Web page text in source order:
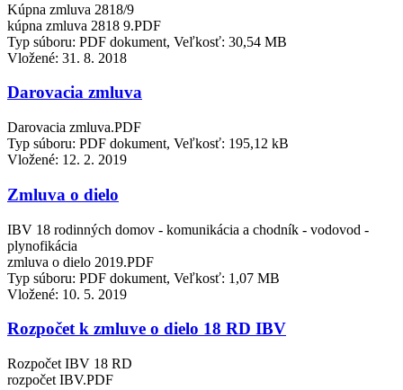
Kúpna zmluva 2818/9
kúpna zmluva 2818 9.PDF
Typ súboru: PDF dokument, Veľkosť: 30,54 MB
Vložené: 31. 8. 2018
Darovacia zmluva
Darovacia zmluva.PDF
Typ súboru: PDF dokument, Veľkosť: 195,12 kB
Vložené: 12. 2. 2019
Zmluva o dielo
IBV 18 rodinných domov - komunikácia a chodník - vodovod -
plynofikácia
zmluva o dielo 2019.PDF
Typ súboru: PDF dokument, Veľkosť: 1,07 MB
Vložené: 10. 5. 2019
Rozpočet k zmluve o dielo 18 RD IBV
Rozpočet IBV 18 RD
rozpočet IBV.PDF